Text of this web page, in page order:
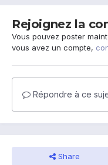
Rejoignez la
Vous pouvez poster
vous avez un compte,
Répondre à ce
Share